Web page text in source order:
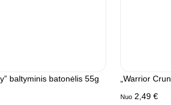
baltyminis batonėlis 55g „Warrior
Nuo 2,49 €